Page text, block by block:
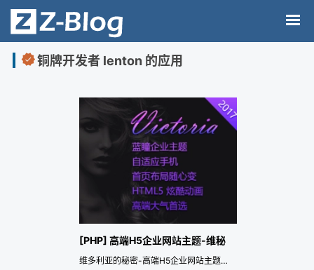
铜牌开发者 lenton 的应用
[PHP] 高端H5企业网站主题-维秘
维多利亚的秘密-高端H5企业网站主题，时尚高端的黑色系大气网站。PC，手机全兼容